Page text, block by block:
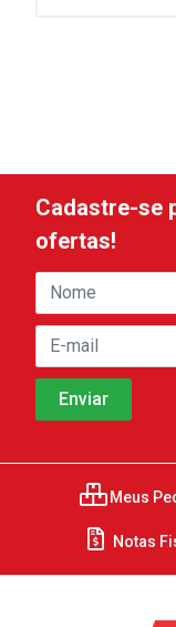
Cadastre-se
ofertas!
Meus
Notas